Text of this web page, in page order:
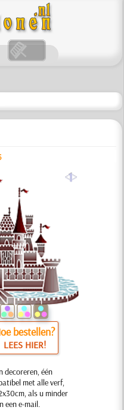
a
bestellen?
LEES HIER!
decoreren, één
met alle verf,
als u minder
een e-mail.